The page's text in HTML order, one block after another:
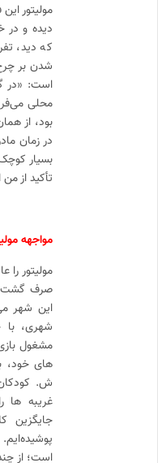
مولیتور
دیده و در
که دید،
شدن بر
است: «در
محلی
بود، از
در زمان
تأکید از
مواجهه
مولیتور
صرف گشت
این شهر
شهری،
ش. کودکان
غریبه ­ها
جایگزین